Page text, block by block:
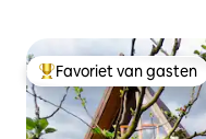
Topfavoriet van gasten
Favoriet van gasten